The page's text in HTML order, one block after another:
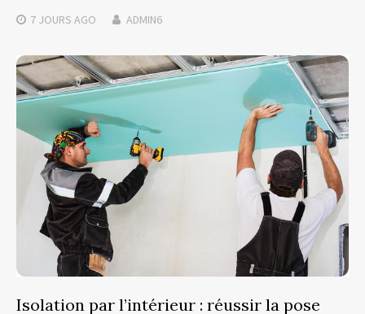
7 JOURS AGO ADMIN6
Isolation par l’intérieur : réussir la pose